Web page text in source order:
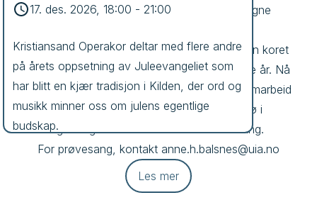
ofte på operaprosjekter, men har også egne
Kristiansand Operakor ble etablert i 1931, men koret
har hatt venner og støttespillere gjennom alle år. Nå
framstår koret som et spennende intiativ i samarbeid
med Universitetet i Agder, og et kormiljø i
Agderregionen som er i konstant utvikling.
For prøvesang, kontakt anne.h.balsnes@uia.no
Les mer
17. des. 2026, 18:00 - 21:00
Kristiansand Operakor deltar med flere andre
på årets oppsetning av Juleevangeliet som
har blitt en kjær tradisjon i Kilden, der ord og
musikk minner oss om julens egentlige
budskap.
Mer info